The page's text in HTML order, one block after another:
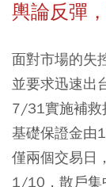
輿論反彈
面對市場的失
並要求迅速出
7/31實施補救
基礎保證金由
僅兩個交易日
1/10，散戶集